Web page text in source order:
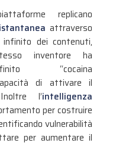
replicano
attraverso
dei contenuti,
inventore ha
“cocaina
di attivare il
l’intelligenza
per costruire
vulnerabilità
per aumentare il